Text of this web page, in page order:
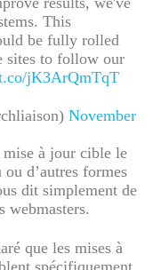
This
be fully rolled
sites to follow our
jK3ArQmTqT
November
mise à jour cible le
d’autres formes
dit simplement de
webmasters.
que les mises à